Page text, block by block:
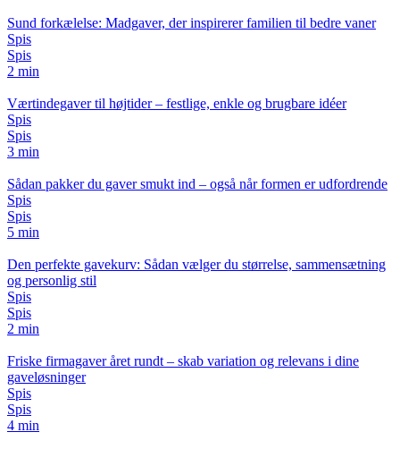
Sund forkælelse: Madgaver, der inspirerer familien til bedre vaner
Spis
Spis
2 min
Værtindegaver til højtider – festlige, enkle og brugbare idéer
Spis
Spis
3 min
Sådan pakker du gaver smukt ind – også når formen er udfordrende
Spis
Spis
5 min
Den perfekte gavekurv: Sådan vælger du størrelse, sammensætning
og personlig stil
Spis
Spis
2 min
Friske firmagaver året rundt – skab variation og relevans i dine
gaveløsninger
Spis
Spis
4 min